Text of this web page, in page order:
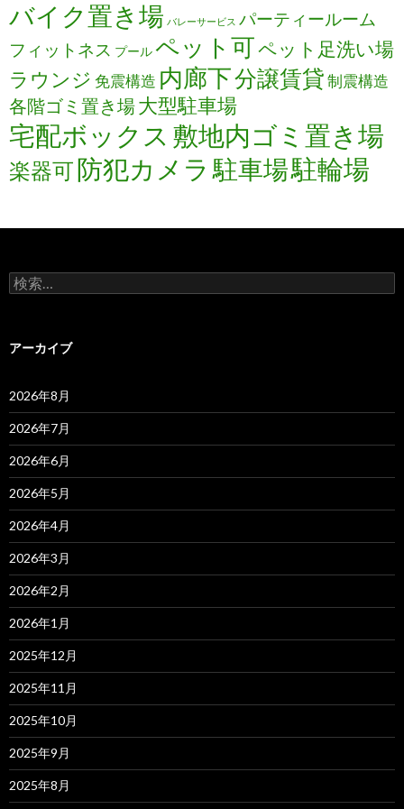
バイク置き場 バレーサービス パーティールーム
フィットネス プールペット可ペット足洗い場
ラウンジ 免震構造 内廊下分譲賃貸制震構造
各階ゴミ置き場大型駐車場
宅配ボックス 敷地内ゴミ置き場
楽器可防犯カメラ 駐車場駐輪場
検
索:
アーカイブ
2026年8月
2026年7月
2026年6月
2026年5月
2026年4月
2026年3月
2026年2月
2026年1月
2025年12月
2025年11月
2025年10月
2025年9月
2025年8月